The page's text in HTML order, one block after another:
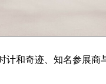
和奇迹、知名参展商